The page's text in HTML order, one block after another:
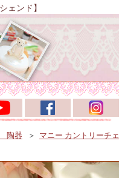
ェンド】
陶器 ＞ マニー カントリーチェ